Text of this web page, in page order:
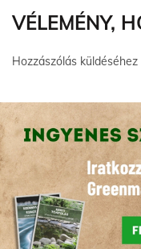
VÉLEMÉNY,
Hozzászólás küldéséhez